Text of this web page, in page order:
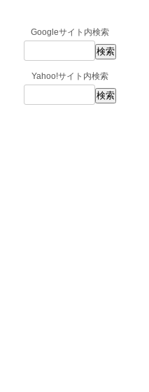
Googleサイト内検索
Yahoo!サイト内検索